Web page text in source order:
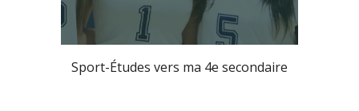
Sport-Études vers ma 4e secondaire